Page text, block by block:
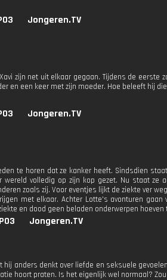
Jongeren.TV
zijn net uit elkaar gegaan. Tijdens de eerste
en een keer met zijn moeder. Hoe beleeft hij
Jongeren.TV
te horen dat ze kanker heeft. Sindsdien
wereld volledig op zijn kop gezet. Nu staat ze
zoals zij. Voor eventjes lijkt de ziekte ver
met elkaar. Achter Lotte's avonturen
en dood geen beladen onderwerpen hoeven
Jongeren.TV
hij anders denkt over liefde en seksuele
hoort praten. Is het eigenlijk wel normaal?